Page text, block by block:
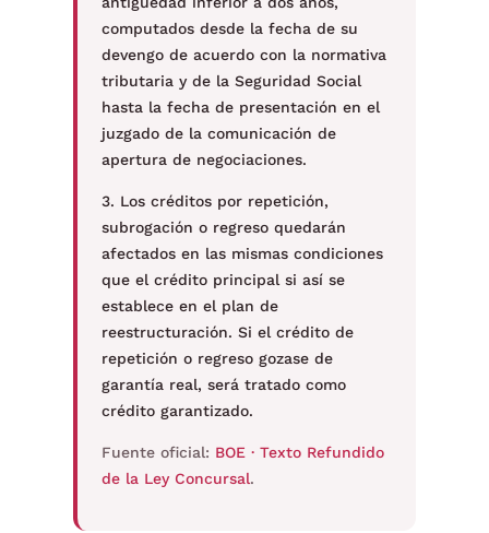
computados desde la fecha de su
devengo de acuerdo con la normativa
tributaria y de la Seguridad Social
hasta la fecha de presentación en el
juzgado de la comunicación de
apertura de negociaciones.
3. Los créditos por repetición,
subrogación o regreso quedarán
afectados en las mismas condiciones
que el crédito principal si así se
establece en el plan de
reestructuración. Si el crédito de
repetición o regreso gozase de
garantía real, será tratado como
crédito garantizado.
Fuente oficial: BOE · Texto Refundido
de la Ley Concursal.